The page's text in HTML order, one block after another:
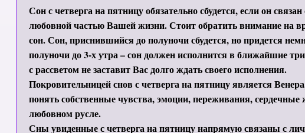
Сон с четверга на пятницу обязательно сбудется, если он
любовной частью Вашей жизни. Стоит обратить внимание на
сон. Сон, приснившийся до полуночи сбудется, но придется
полуночи до 3-х утра – сон должен исполнится в ближайшие
с рассветом не заставит Вас долго ждать своего исполнения.
Покровительницей снов с четверга на пятницу является
понять собственные чувства, эмоции, переживания, сердечные
любовном русле.
Сны увиденные с четверга на пятницу напрямую связаны с